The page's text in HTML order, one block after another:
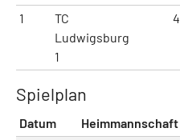
1
TC
Ludwigsburg
1
4
Spielplan
Datum Heimmannschaft